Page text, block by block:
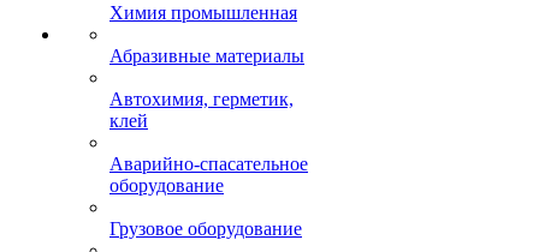
Химия промышленная
Абразивные материалы
Автохимия, герметик,
клей
Аварийно-спасательное
оборудование
Грузовое оборудование